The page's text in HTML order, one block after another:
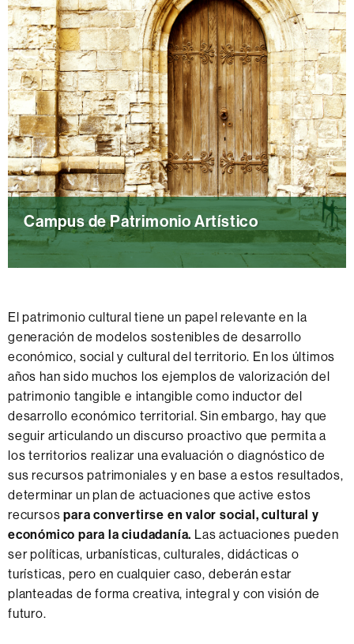
g
í
a
y
P
l
e
o
n
t
o
l
o
a
U
A
B
R
e
d
d
e
H
u
m
a
n
i
d
a
D
i
g
i
t
a
l
e
s
d
e
l
a
U
A
B
Campus de Patrimonio Artístico
C
a
m
p
u
s
d
e
P
a
t
r
i
m
o
n
El patrimonio cultural tiene un papel relevante en la
generación de modelos sostenibles de desarrollo
económico, social y cultural del territorio. En los últimos
años han sido muchos los ejemplos de valorización del
patrimonio tangible e intangible como inductor del
desarrollo económico territorial. Sin embargo, hay que
seguir articulando un discurso proactivo que permita a
los territorios realizar una evaluación o diagnóstico de
sus recursos patrimoniales y en base a estos resultados,
determinar un plan de actuaciones que active estos
recursospara convertirse en valor social, cultural y
económico para la ciudadanía. Las actuaciones pueden
ser políticas, urbanísticas, culturales, didácticas o
turísticas, pero en cualquier caso, deberán estar
planteadas de forma creativa, integral y con visión de
futuro.